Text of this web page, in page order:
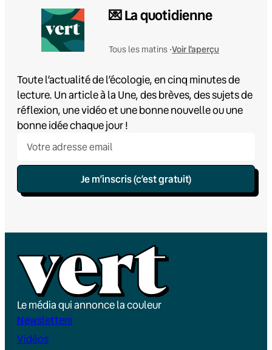
💌 La quotidienne
Tous les matins •Voir l'aperçu
Toute l’actualité de l’écologie, en cinq minutes de
lecture. Un article à la Une, des brèves, des sujets de
réflexion, une vidéo et une bonne nouvelle ou une
bonne idée chaque jour !
Je m’inscris (c’est gratuit)
Le média qui annonce la couleur
Newsletters
Vidéos